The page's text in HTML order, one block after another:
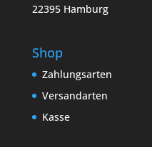
22395 Hamburg
Shop
Zahlungsarten
Versandarten
Kasse